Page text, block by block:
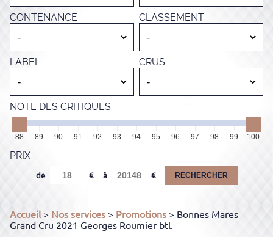
CONTENANCE CLASSEMENT
LABEL CRUS
NOTE DES CRITIQUES
88 89 90 91 92 93 94 95 96 97 98 99 100
PRIX
de à RECHERCHER
Accueil> Nos services > Promotions > Bonnes Mares
Grand Cru 2021 Georges Roumier btl.